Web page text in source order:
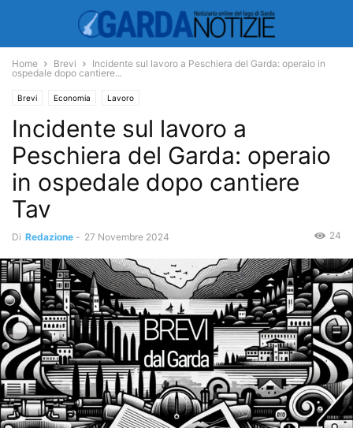
Home Brevi
Incidente sul lavoro a Peschiera del Garda: operaio in
ospedale dopo cantiere...
Brevi Economia Lavoro
Incidente sul lavoro a
Peschiera del Garda: operaio
in ospedale dopo cantiere
Tav
Di Redazione - 27 Novembre 2024 24